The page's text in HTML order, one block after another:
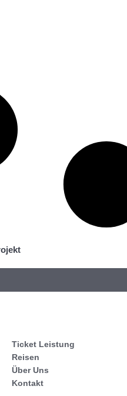
Ticket Leistung
Reisen
Über Uns
Kontakt